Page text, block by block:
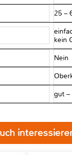
25 –
kein
Nein
gut –